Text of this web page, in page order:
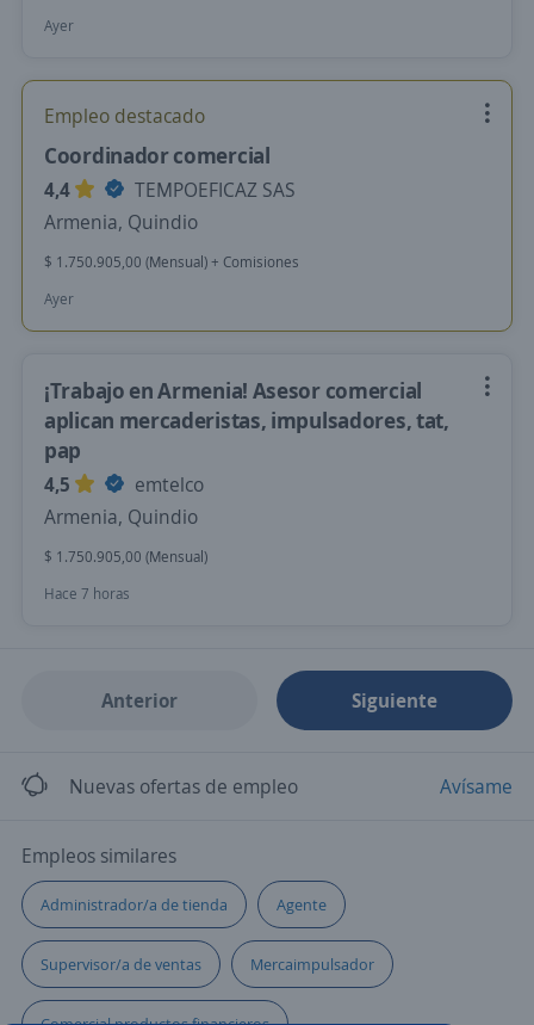
Ayer
Empleo destacado
Coordinador comercial
4,4
TEMPOEFICAZ SAS
Armenia, Quindio
$ 1.750.905,00 (Mensual) + Comisiones
Ayer
¡Trabajo en Armenia! Asesor comercial
aplican mercaderistas, impulsadores, tat,
pap
4,5
emtelco
Armenia, Quindio
$ 1.750.905,00 (Mensual)
Hace 7 horas
Anterior Siguiente
Nuevas ofertas de empleo Avísame
Empleos similares
Administrador/a de tienda Agente
Supervisor/a de ventas Mercaimpulsador